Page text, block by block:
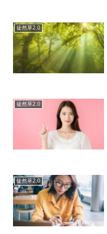
徒然草2.0
徒然草2.0
徒然草2.0